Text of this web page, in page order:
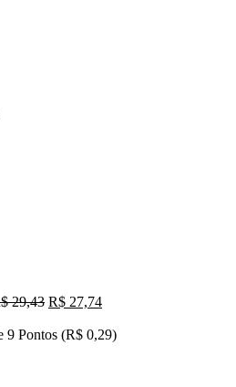
29,43 O
original
R$ 27,74O
atual
9 Pontos (R$ 0,29)